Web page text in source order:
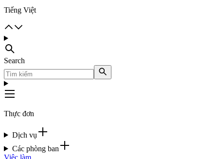
Tiếng Việt
Search
Thực đơn
Dịch vụ
Các phòng ban
Việc làm